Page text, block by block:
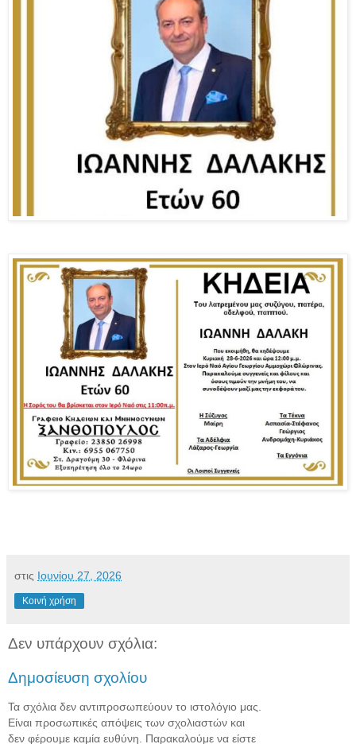
στις Ιουνίου 27, 2026
Κοινή χρήση
Δεν υπάρχουν σχόλια:
Δημοσίευση σχολίου
Τα σχόλια δεν αντιπροσωπεύουν το ιστολόγιο μας.
Είναι προσωπικές απόψεις των σχολιαστών και
δεν φέρουμε καμία ευθύνη. Παρακαλούμε να είστε